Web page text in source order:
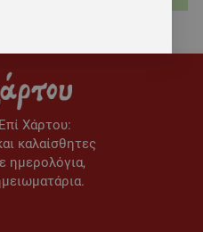
Χάρτου:
καλαίσθητες
ημερολόγια,